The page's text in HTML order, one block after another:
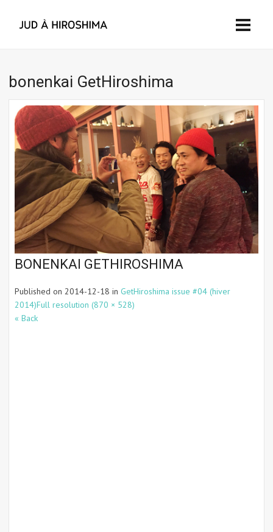
bonenkai GetHiroshima
BONENKAI GETHIROSHIMA
Published on 2014-12-18 in GetHiroshima issue #04 (hiver
2014)Full resolution (870 × 528)
« Back